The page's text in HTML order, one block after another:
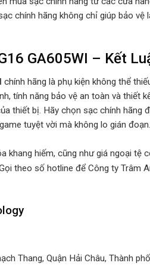
chính hãng không chỉ giúp bảo
GA605WI – Kết
chính hãng là phụ kiện không thể
tính năng bảo vệ an toàn và thiết
thiết bị. Hãy chọn sạc chính hãng
tuyệt vời mà không lo gián đoạn.
khang hiếm, cũng như giá ngoại tệ
theo số hotline để Công ty Trâm
Thang, Quận Hải Châu, Thành